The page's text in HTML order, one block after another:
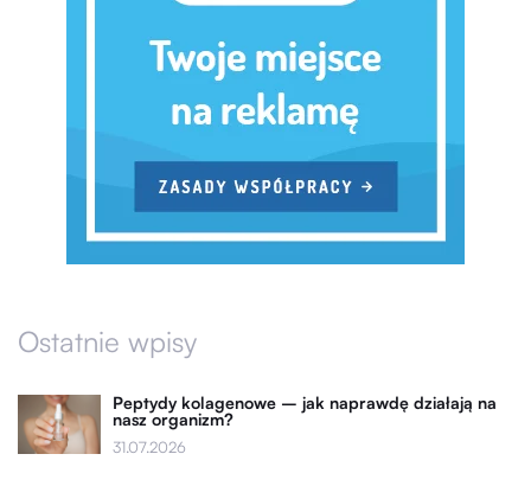
Ostatnie wpisy
Peptydy kolagenowe – jak naprawdę działają na
nasz organizm?
31.07.2026